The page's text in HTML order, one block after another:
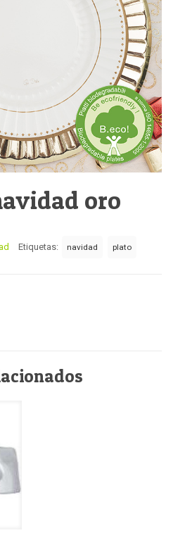
oro
Etiquetas: navidad plato